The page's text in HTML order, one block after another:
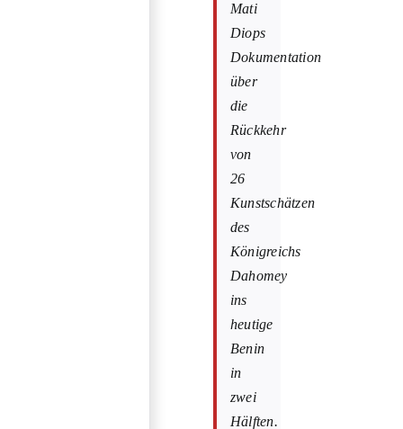
Mati
Diops
Dokumentation
über
die
Rückkehr
von
26
Kunstschätzen
des
Königreichs
Dahomey
ins
heutige
Benin
in
zwei
Hälften.